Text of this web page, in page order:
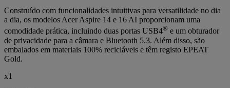
Construído com funcionalidades intuitivas para versatilidade no dia
a dia, os modelos Acer Aspire 14 e 16 AI proporcionam uma
comodidade prática, incluindo duas portas USB4® e um obturador
de privacidade para a câmara e Bluetooth 5.3. Além disso, são
embalados em materiais 100% recicláveis e têm registo EPEAT
Gold.
x1